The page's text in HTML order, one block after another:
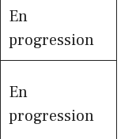
En
progression
En
progression